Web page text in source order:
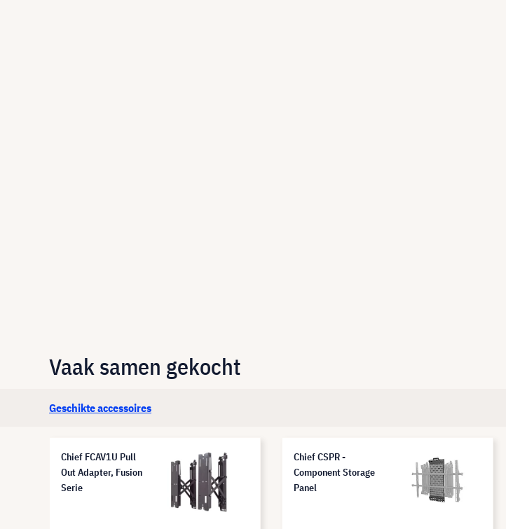
Vaak samen gekocht
Geschikte accessoires
Chief FCAV1U Pull
Out Adapter, Fusion
Serie
Chief CSPR -
Component Storage
Panel